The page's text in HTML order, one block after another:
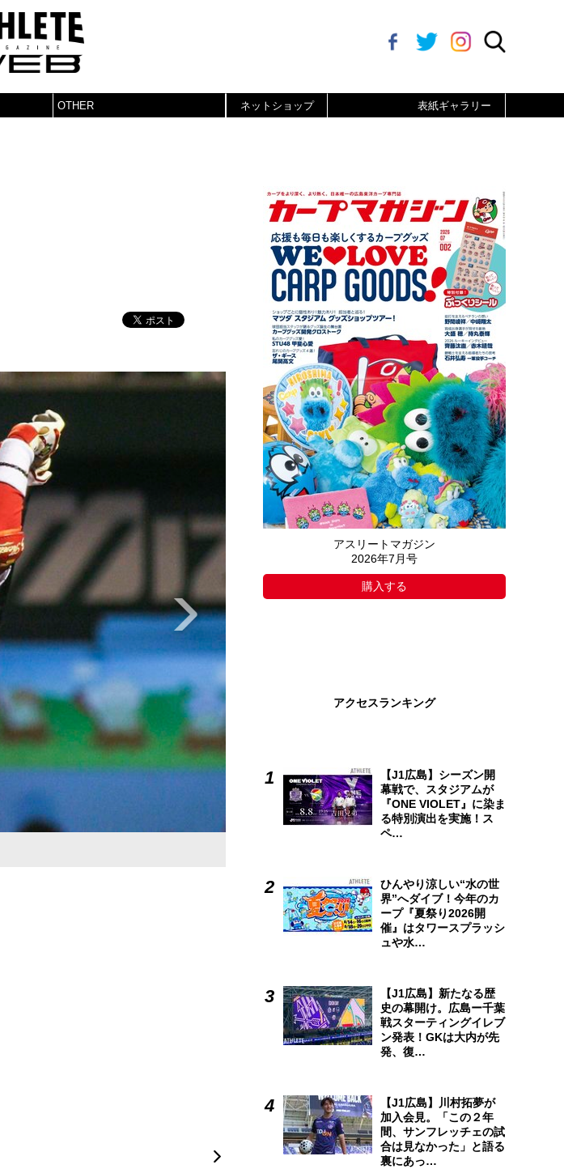
OTHER ネットショップ 表紙ギャラリー
アスリートマガジン
2026年7月号
購入する
アクセスランキング
【J1広島】シーズン開
幕戦で、スタジアムが
『ONE VIOLET』に染ま
る特別演出を実施！ス
ペ…
ひんやり涼しい“水の世
界”へダイブ！今年のカ
ープ『夏祭り2026開
催』はタワースプラッシ
ュや水…
【J1広島】新たなる歴
史の幕開け。広島ー千葉
戦スターティングイレブ
ン発表！GKは大内が先
発、復…
【J1広島】川村拓夢が
加入会見。「この２年
間、サンフレッチェの試
合は見なかった」と語る
裏にあっ…